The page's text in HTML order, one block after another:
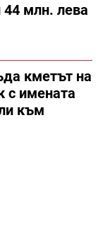
44 млн. лева
кметът на
с имената
към